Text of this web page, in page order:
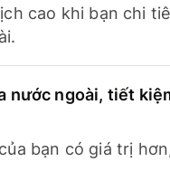
cao khi bạn chi
nước ngoài, tiết
bạn có giá trị